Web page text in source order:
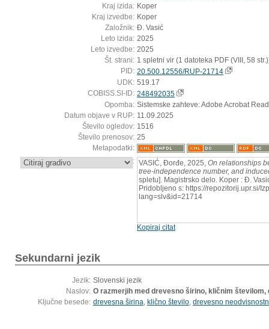
Kraj izida: Koper
Kraj izvedbe: Koper
Založnik: Ð. Vasić
Leto izida: 2025
Leto izvedbe: 2025
Št. strani: 1 spletni vir (1 datoteka PDF (VIII, 58
PID: 20.500.12556/RUP-21714
UDK: 519.17
COBISS.SI-ID: 248492035
Opomba: Sistemske zahteve: Adobe Acrobat
Datum objave v RUP: 11.09.2025
Število ogledov: 1516
Število prenosov: 25
Metapodatki:
: VASIĆ, Ðorđe, 2025, On relationships
tree-independence number, and
spletu]. Magistrsko delo. Koper : Ð.
Pridobljeno s: https://repozitorij.upr.si/
lang=slv&id=21714
Kopiraj citat
Sekundarni jezik
Jezik: Slovenski jezik
Naslov: O razmerjih med drevesno širino, kličnim
Ključne besede: drevesna širina, klično število, drevesno